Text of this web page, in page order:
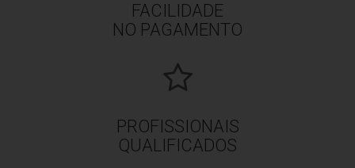
FACILIDADE
NO PAGAMENTO
PROFISSIONAIS
QUALIFICADOS